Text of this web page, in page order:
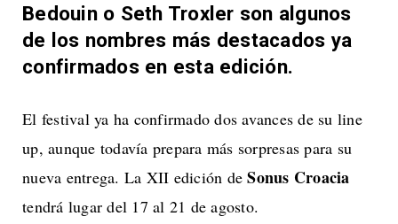
Bedouin o Seth Troxler son algunos
de los nombres más destacados ya
confirmados en esta edición.
El festival ya ha confirmado dos avances de su line
up, aunque todavía prepara más sorpresas para su
nueva entrega. La XII edición deSonus Croacia
tendrá lugar del 17 al 21 de agosto.